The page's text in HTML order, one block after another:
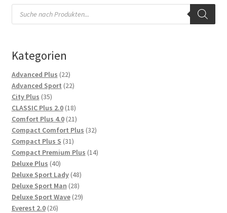
Products
search
Kategorien
Advanced Plus 2222
Produkte
Advanced Sport 2222
City Plus 3535
Produkte
CLASSIC Plus 2.0 1818
Produkte
Comfort Plus 4.0 2121
Produkte
Compact Comfort Plus 3232
Compact Plus S 3131
Produkte
Compact Premium Plus 1414
Deluxe Plus 4040
Produkte
Deluxe Sport Lady 4848
Produkte
Deluxe Sport Man 2828
Produkte
Deluxe Sport Wave 2929
Everest 2.0 2626